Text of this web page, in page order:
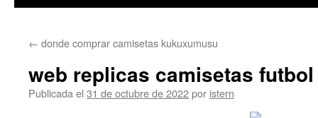
contenido
← donde comprar camisetas kukuxumusu
web replicas camisetas futbol
Publicada el 31 de octubre de 2022por istern